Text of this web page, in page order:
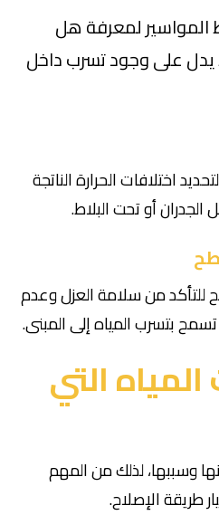
المواسير لمعرفة هل
على وجود تسرب داخل
اختلافات الحرارة الناتجة
أو تحت البلاط.
للتأكد من سلامة العزل وعدم
بتسرب المياه إلى المبنى.
التي
وسببها، لذلك من المهم
طريقة الإصلاح.